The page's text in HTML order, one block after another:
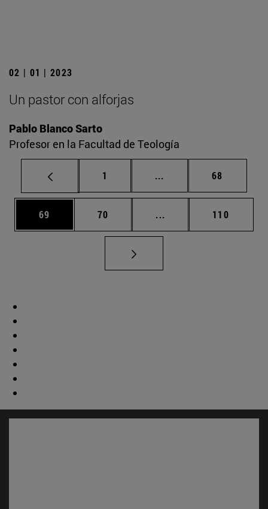
02 | 01 | 2023
Un pastor con alforjas
Pablo Blanco Sarto
Profesor en la Facultad de Teología
Página
1 ... Páginas intermedias
Página
68
Página
69 Página
70 ... Páginas intermedias
Página
110